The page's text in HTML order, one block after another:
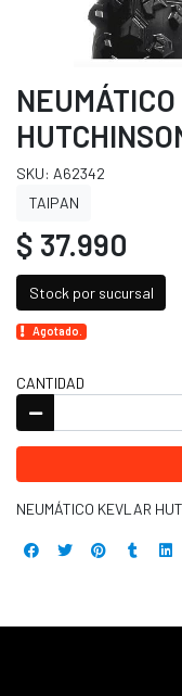
SKU: A62342
TAIPAN
$ 37.990
Stock por sucursal
Agotado.
CANTIDAD
NEUMÁTICO KEVLAR